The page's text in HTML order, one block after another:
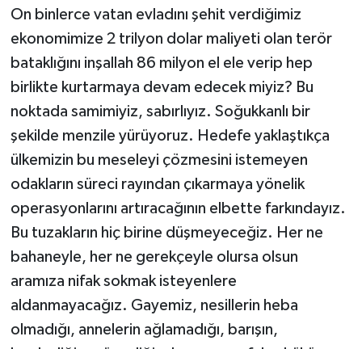
On binlerce vatan evladını şehit verdiğimiz
ekonomimize 2 trilyon dolar maliyeti olan terör
bataklığını inşallah 86 milyon el ele verip hep
birlikte kurtarmaya devam edecek miyiz? Bu
noktada samimiyiz, sabırlıyız. Soğukkanlı bir
şekilde menzile yürüyoruz. Hedefe yaklaştıkça
ülkemizin bu meseleyi çözmesini istemeyen
odakların süreci rayından çıkarmaya yönelik
operasyonlarını artıracağının elbette farkındayız.
Bu tuzakların hiç birine düşmeyeceğiz. Her ne
bahaneyle, her ne gerekçeyle olursa olsun
aramıza nifak sokmak isteyenlere
aldanmayacağız. Gayemiz, nesillerin heba
olmadığı, annelerin ağlamadığı, barışın,